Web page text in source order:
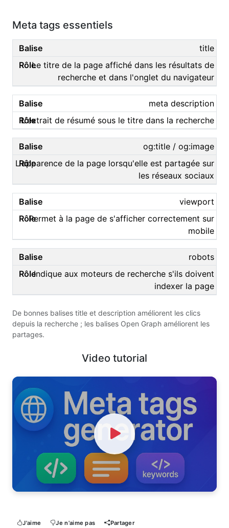
Meta tags essentiels
title
Le titre de la page affiché dans les résultats de
recherche et dans l'onglet du navigateur
meta description
L'extrait de résumé sous le titre dans la recherche
og:title / og:image
L'apparence de la page lorsqu'elle est partagée sur
les réseaux sociaux
viewport
Permet à la page de s'afficher correctement sur
mobile
robots
Indique aux moteurs de recherche s'ils doivent
indexer la page
De bonnes balises title et description améliorent les clics
depuis la recherche ; les balises Open Graph améliorent les
partages.
Video tutorial
Watch Video
J'aime Je n'aime pas Partager